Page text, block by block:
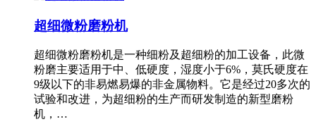
超细微粉磨粉机
超细微粉磨粉机是一种细粉及超细粉的加工设备，此微
粉磨主要适用于中、低硬度，湿度小于6%，莫氏硬度在
9级以下的非易燃易爆的非金属物料。它是经过20多次的
试验和改进，为超细粉的生产而研发制造的新型磨粉
机，…